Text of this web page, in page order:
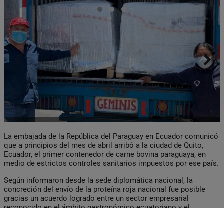
La embajada de la República del Paraguay en Ecuador comunicó
que a principios del mes de abril arribó a la ciudad de Quito,
Ecuador, el primer contenedor de carne bovina paraguaya, en
medio de estrictos controles sanitarios impuestos por ese país.
Según informaron desde la sede diplomática nacional, la
concreción del envío de la proteína roja nacional fue posible
gracias un acuerdo logrado entre un sector empresarial